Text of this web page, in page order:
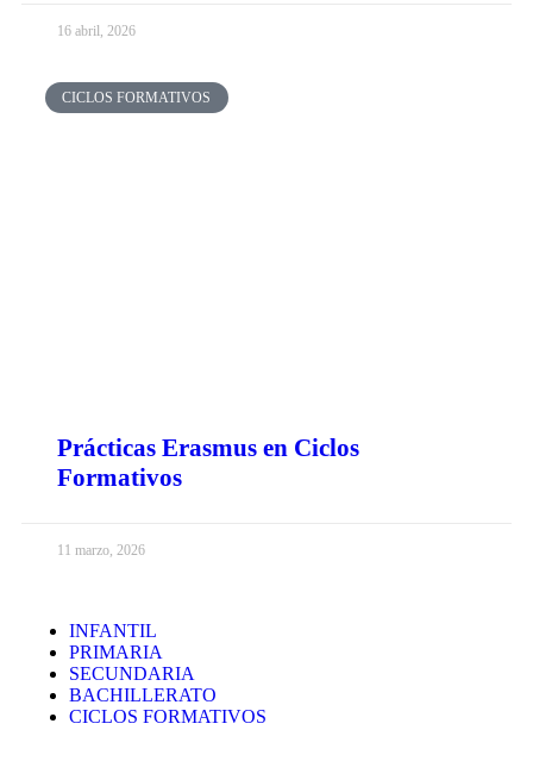
16 abril, 2026
CICLOS FORMATIVOS
Prácticas Erasmus en Ciclos
Formativos
11 marzo, 2026
INFANTIL
PRIMARIA
SECUNDARIA
BACHILLERATO
CICLOS FORMATIVOS